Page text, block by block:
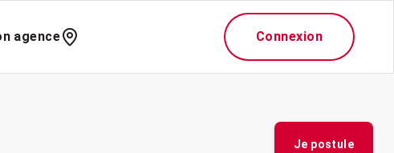
agence Connexion
Je postule